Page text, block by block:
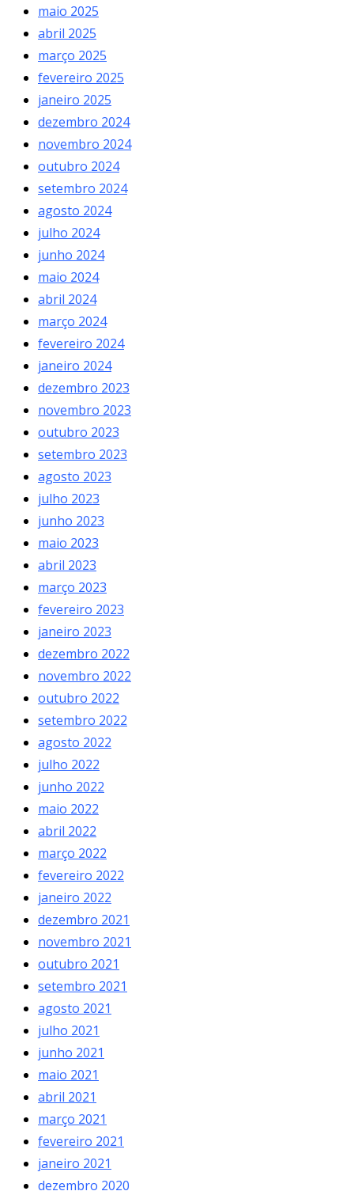
maio 2025
abril 2025
março 2025
fevereiro 2025
janeiro 2025
dezembro 2024
novembro 2024
outubro 2024
setembro 2024
agosto 2024
julho 2024
junho 2024
maio 2024
abril 2024
março 2024
fevereiro 2024
janeiro 2024
dezembro 2023
novembro 2023
outubro 2023
setembro 2023
agosto 2023
julho 2023
junho 2023
maio 2023
abril 2023
março 2023
fevereiro 2023
janeiro 2023
dezembro 2022
novembro 2022
outubro 2022
setembro 2022
agosto 2022
julho 2022
junho 2022
maio 2022
abril 2022
março 2022
fevereiro 2022
janeiro 2022
dezembro 2021
novembro 2021
outubro 2021
setembro 2021
agosto 2021
julho 2021
junho 2021
maio 2021
abril 2021
março 2021
fevereiro 2021
janeiro 2021
dezembro 2020